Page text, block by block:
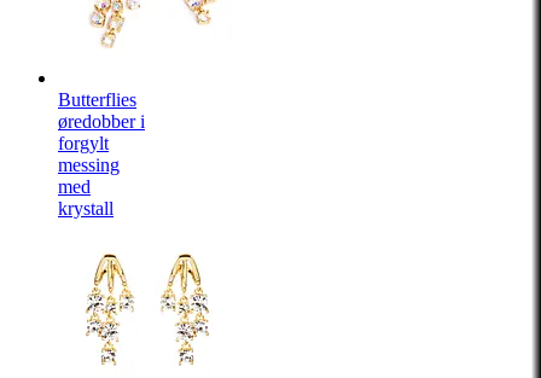
Butterflies
øredobber i
forgylt
messing
med
krystall